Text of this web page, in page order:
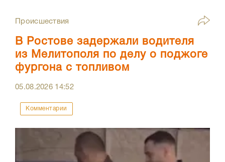
Происшествия
В Ростове задержали водителя
из Мелитополя по делу о поджоге
фургона с топливом
05.08.2026 14:52
Комментарии